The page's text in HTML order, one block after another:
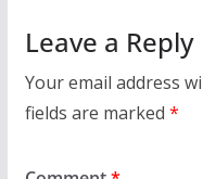
Leave a Reply
Your email address
fields are marked *